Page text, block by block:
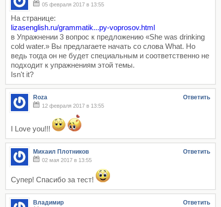
05 февраля 2017 в 13:55
На странице:
lizasenglish.ru/grammatik...py-voprosov.html
в Упражнении 3 вопрос к предложению «She was drinking
cold water.» Вы предлагаете начать со слова What. Но
ведь тогда он не будет специальным и соответственно не
подходит к упражнениям этой темы.
Isn't it?
Roza Ответить
12 февраля 2017 в 13:55
I Love you!!!
Михаил Плотников Ответить
02 мая 2017 в 13:55
Супер! Спасибо за тест!
Владимир Ответить